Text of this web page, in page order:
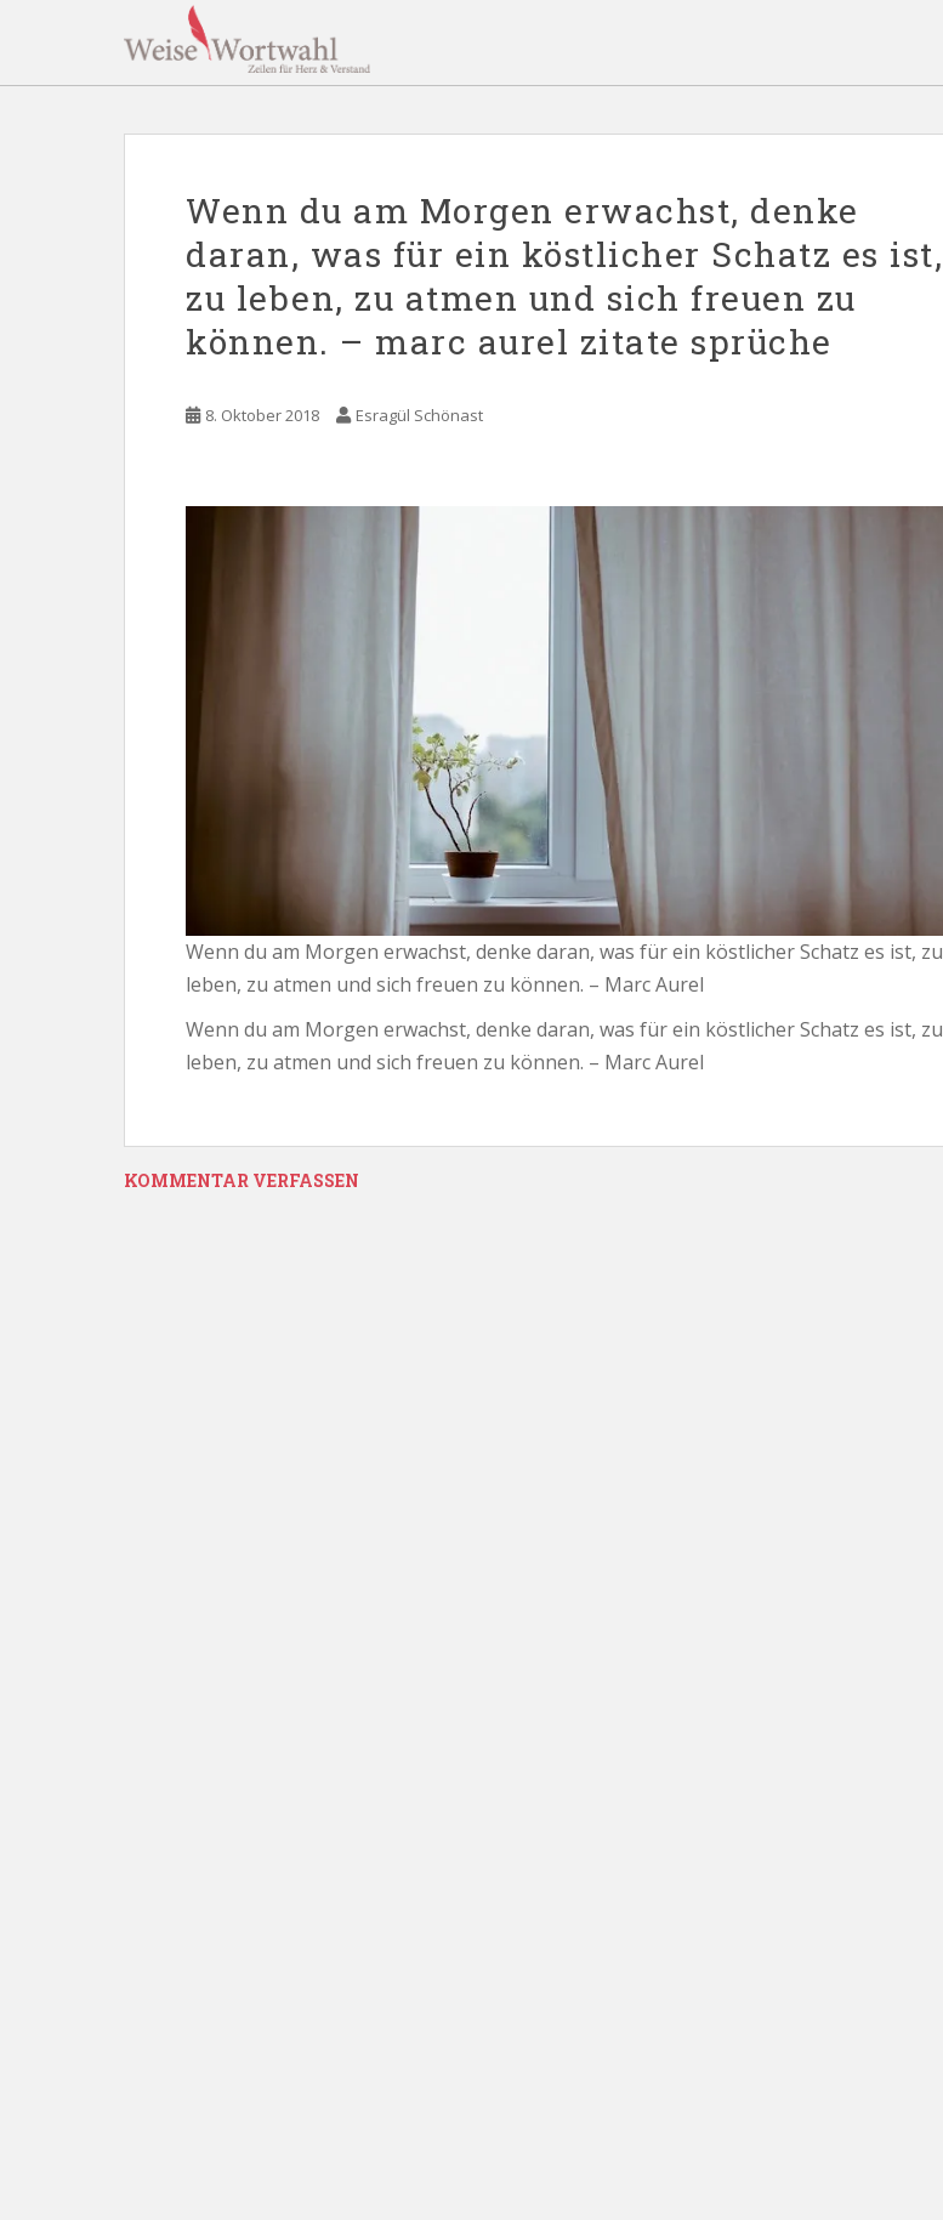
Wenn du am Morgen erwachst, denke
daran, was für ein köstlicher Schatz es ist,
zu leben, zu atmen und sich freuen zu
können. – marc aurel zitate sprüche
8. Oktober 2018 Esragül Schönast
Wenn du am Morgen erwachst, denke daran, was für ein köstlicher Schatz es ist, zu
leben, zu atmen und sich freuen zu können. – Marc Aurel
Wenn du am Morgen erwachst, denke daran, was für ein köstlicher Schatz es ist, zu
leben, zu atmen und sich freuen zu können. – Marc Aurel
KOMMENTAR VERFASSEN